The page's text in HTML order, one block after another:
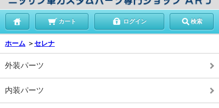
カート ログイン 検索
ホーム ＞セレナ
外装パーツ
内装パーツ